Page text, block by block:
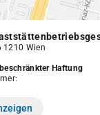
1210 Wien
Haftung